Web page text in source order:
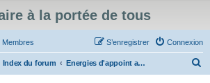
à la portée de tous
Connexion
S’enregistrer
Index du forum Energies d'appoint au solaire thermique, travaux d'isolation